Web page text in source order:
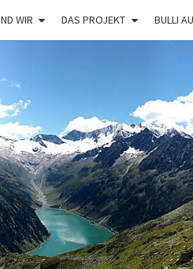
WIR DAS PROJEKT BULLI